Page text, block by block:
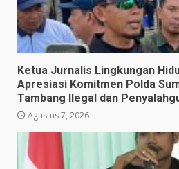
Ketua Jurnalis Lingkungan
Apresiasi Komitmen Polda
Tambang Ilegal dan
Agustus 7, 2026